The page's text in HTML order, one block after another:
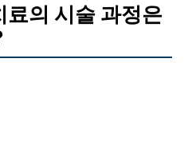
료의 시술 과정은